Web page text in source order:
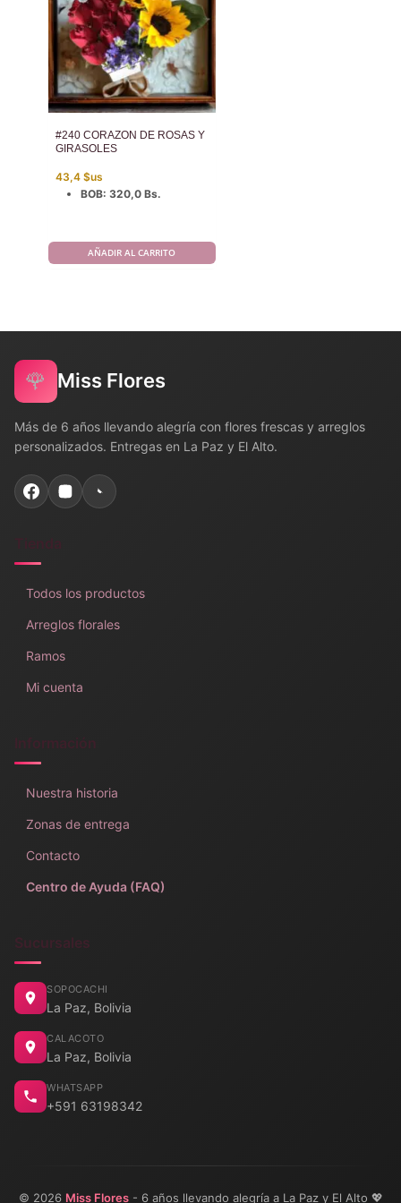
#240 CORAZON DE ROSAS Y
GIRASOLES
43,4 $us
BOB: 320,0 Bs.
AÑADIR AL CARRITO
🌹 Miss Flores
Más de 6 años llevando alegría con flores frescas y arreglos
personalizados. Entregas en La Paz y El Alto.
Todos los productos
Arreglos florales
Ramos
Mi cuenta
Información
Nuestra historia
Zonas de entrega
Contacto
Centro de Ayuda (FAQ)
Sucursales
SOPOCACHI
La Paz, Bolivia
CALACOTO
La Paz, Bolivia
WHATSAPP
+591 63198342
© 2026 Miss Flores- 6 años llevando alegría a La Paz y El Alto 💖